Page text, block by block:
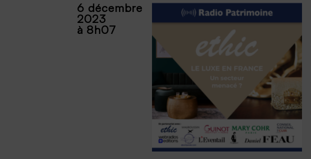
6 décembre
2023
à 8h07